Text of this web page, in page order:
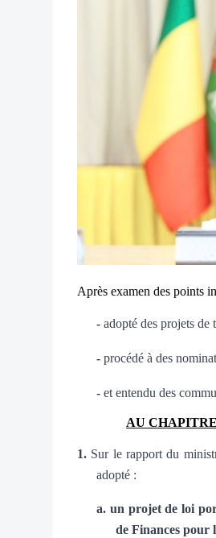
Après examen des points
- adopté des projets de
- procédé à des
- et entendu des
AU
1. Sur le rapport du
adopté :
a. un projet de loi
de Finances pour